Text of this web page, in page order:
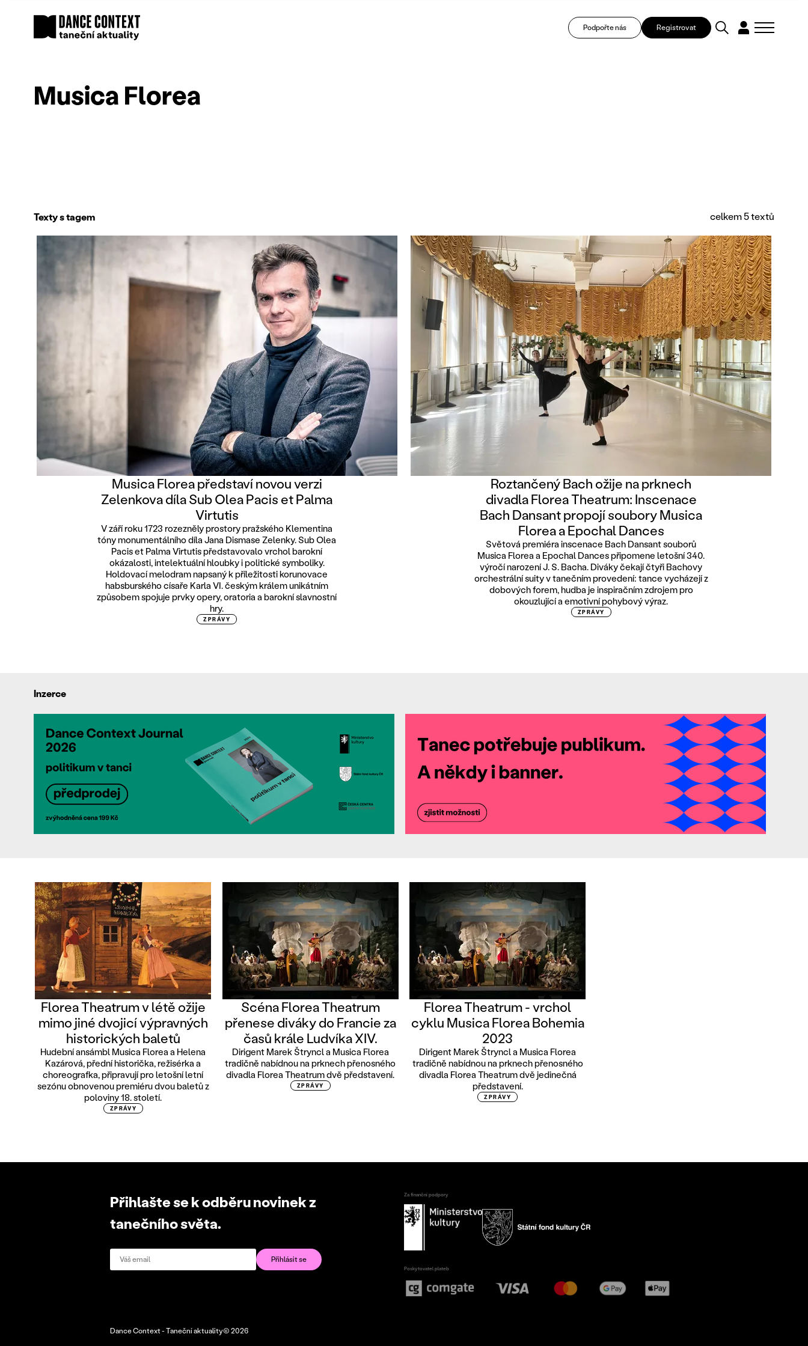
Podpořte nás Registrovat
Musica Florea
Texty s tagem celkem 5 textů
Musica Florea představí novou verzi
Zelenkova díla Sub Olea Pacis et Palma
Virtutis
V září roku 1723 rozezněly prostory pražského Klementina
tóny monumentálního díla Jana Dismase Zelenky. Sub Olea
Pacis et Palma Virtutis představovalo vrchol barokní
okázalosti, intelektuální hloubky i politické symboliky.
Holdovací melodram napsaný k příležitosti korunovace
habsburského císaře Karla VI. českým králem unikátním
způsobem spojuje prvky opery, oratoria a barokní slavnostní
hry.
ZPRÁVY
Roztančený Bach ožije na prknech
divadla Florea Theatrum: Inscenace
Bach Dansant propojí soubory Musica
Florea a Epochal Dances
Světová premiéra inscenace Bach Dansant souborů
Musica Florea a Epochal Dances připomene letošní 340.
výročí narození J. S. Bacha. Diváky čekají čtyři Bachovy
orchestrální suity v tanečním provedení: tance vycházejí z
dobových forem, hudba je inspiračním zdrojem pro
okouzlující a emotivní pohybový výraz.
ZPRÁVY
Inzerce
Florea Theatrum v létě ožije
mimo jiné dvojicí výpravných
historických baletů
Hudební ansámbl Musica Florea a Helena
Kazárová, přední historička, režisérka a
choreografka, připravují pro letošní letní
sezónu obnovenou premiéru dvou baletů z
poloviny 18. století.
ZPRÁVY
Scéna Florea Theatrum
přenese diváky do Francie za
časů krále Ludvíka XIV.
Dirigent Marek Štryncl a Musica Florea
tradičně nabídnou na prknech přenosného
divadla Florea Theatrum dvě představení.
ZPRÁVY
Florea Theatrum - vrchol
cyklu Musica Florea Bohemia
2023
Dirigent Marek Štryncl a Musica Florea
tradičně nabídnou na prknech přenosného
divadla Florea Theatrum dvě jedinečná
představení.
ZPRÁVY
Přihlašte se k odběru novinek z
tanečního světa.
Za finanční podpory
Poskytovatel plateb
Dance Context - Taneční aktuality© 2026